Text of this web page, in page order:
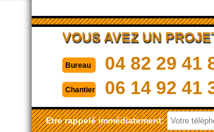
VOUS AVEZ UN
Bureau 04 82 29 41
Chantier 06 14 92 41
Etre rappelé immédiatement: